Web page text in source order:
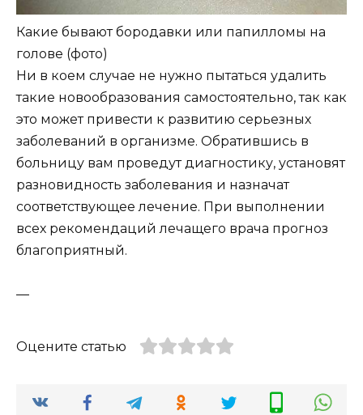
Какие бывают бородавки или папилломы на
голове (фото)
Ни в коем случае не нужно пытаться удалить
такие новообразования самостоятельно, так как
это может привести к развитию серьезных
заболеваний в организме. Обратившись в
больницу вам проведут диагностику, установят
разновидность заболевания и назначат
соответствующее лечение. При выполнении
всех рекомендаций лечащего врача прогноз
благоприятный.
—
Оцените статью